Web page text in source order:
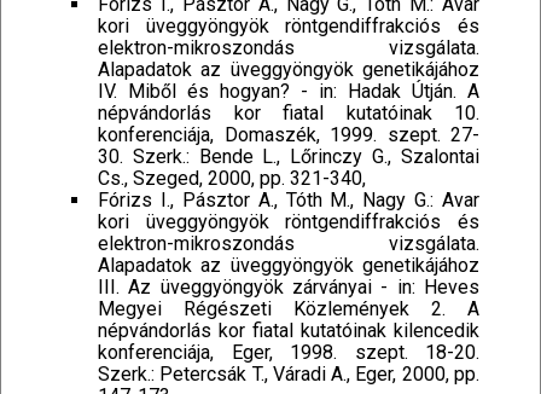
kori üveggyöngyök röntgendiffrakciós és
elektron-mikroszondás vizsgálata.
Alapadatok az üveggyöngyök genetikájához
IV. Miből és hogyan? - in: Hadak Útján. A
népvándorlás kor fiatal kutatóinak 10.
konferenciája, Domaszék, 1999. szept. 27-
30. Szerk.: Bende L., Lőrinczy G., Szalontai
Cs., Szeged, 2000, pp. 321-340,
Fórizs I., Pásztor A., Tóth M., Nagy G.: Avar
kori üveggyöngyök röntgendiffrakciós és
elektron-mikroszondás vizsgálata.
Alapadatok az üveggyöngyök genetikájához
III. Az üveggyöngyök zárványai - in: Heves
Megyei Régészeti Közlemények 2. A
népvándorlás kor fiatal kutatóinak kilencedik
konferenciája, Eger, 1998. szept. 18-20.
Szerk.: Petercsák T., Váradi A., Eger, 2000, pp.